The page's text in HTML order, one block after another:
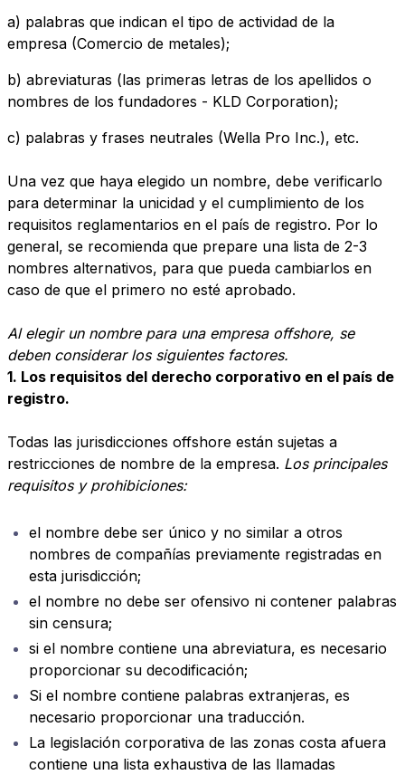
a) palabras que indican el tipo de actividad de la
empresa (Comercio de metales);
b) abreviaturas (las primeras letras de los apellidos o
nombres de los fundadores - KLD Corporation);
c) palabras y frases neutrales (Wella Pro Inc.), etc.
Una vez que haya elegido un nombre, debe verificarlo
para determinar la unicidad y el cumplimiento de los
requisitos reglamentarios en el país de registro. Por lo
general, se recomienda que prepare una lista de 2-3
nombres alternativos, para que pueda cambiarlos en
caso de que el primero no esté aprobado.
Al elegir un nombre para una empresa offshore, se
deben considerar los siguientes factores.
1. Los requisitos del derecho corporativo en el país de
registro.
Todas las jurisdicciones offshore están sujetas a
restricciones de nombre de la empresa. Los principales
requisitos y prohibiciones:
el nombre debe ser único y no similar a otros
nombres de compañías previamente registradas en
esta jurisdicción;
el nombre no debe ser ofensivo ni contener palabras
sin censura;
si el nombre contiene una abreviatura, es necesario
proporcionar su decodificación;
Si el nombre contiene palabras extranjeras, es
necesario proporcionar una traducción.
La legislación corporativa de las zonas costa afuera
contiene una lista exhaustiva de las llamadas